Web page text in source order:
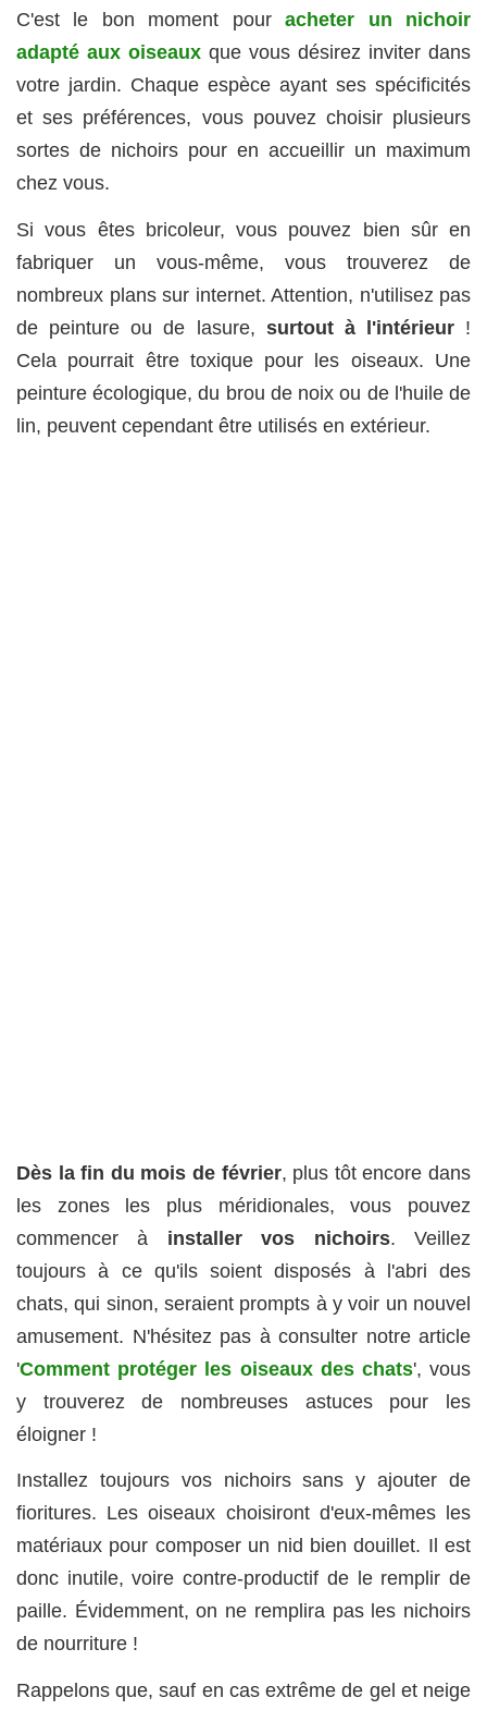
C'est le bon moment pouracheter un nichoir
adapté aux oiseaux que vous désirez inviter dans
votre jardin. Chaque espèce ayant ses spécificités
et ses préférences, vous pouvez choisir plusieurs
sortes de nichoirs pour en accueillir un maximum
chez vous.
Si vous êtes bricoleur, vous pouvez bien sûr en
fabriquer un vous-même, vous trouverez de
nombreux plans sur internet. Attention, n'utilisez pas
de peinture ou de lasure, surtout à l'intérieur!
Cela pourrait être toxique pour les oiseaux. Une
peinture écologique, du brou de noix ou de l'huile de
lin, peuvent cependant être utilisés en extérieur.
Dès la fin du mois de février, plus tôt encore dans
les zones les plus méridionales, vous pouvez
commencer à installer vos nichoirs. Veillez
toujours à ce qu'ils soient disposés à l'abri des
chats, qui sinon, seraient prompts à y voir un nouvel
amusement. N'hésitez pas à consulter notre article
'Comment protéger les oiseaux des chats', vous
y trouverez de nombreuses astuces pour les
éloigner !
Installez toujours vos nichoirs sans y ajouter de
fioritures. Les oiseaux choisiront d'eux-mêmes les
matériaux pour composer un nid bien douillet. Il est
donc inutile, voire contre-productif de le remplir de
paille. Évidemment, on ne remplira pas les nichoirs
de nourriture !
Rappelons que, sauf en cas extrême de gel et neige